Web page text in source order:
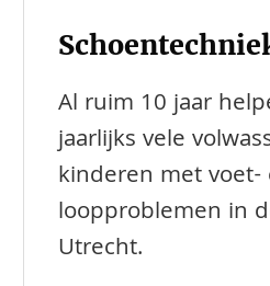
Al ruim 10 jaar
jaarlijks vele
kinderen met voet-
loopproblemen in
Utrecht.